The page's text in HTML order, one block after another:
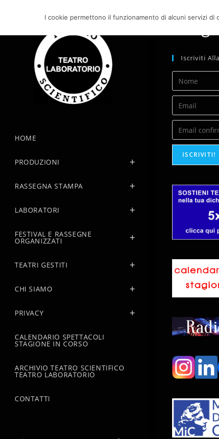
al
HOME
PRODUZIONI
RASSEGNA STAMPA
LABORATORI
FESTIVAL E RASSEGNE
ORGANIZZATI
TEATRI GESTITI
CHI SIAMO
PRIVACY
CALENDARIO SPETTACOLI
STAGIONE IN CORSO
ARCHIVIO TEATRO SCIENTIFICO
TEATRO LABORATORIO
CONTATTI
Iscriviti
ISCRIVITI!
I cookie permettono il funzionamento di alcuni servizi